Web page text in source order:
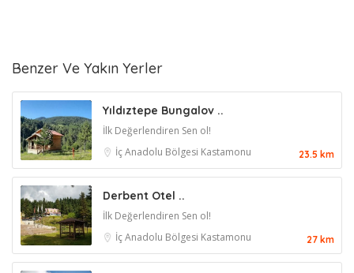
Benzer Ve Yakın Yerler
Yıldıztepe Bungalov ..
İlk Değerlendiren Sen ol!
İç Anadolu Bölgesi Kastamonu 23.5 km
Derbent Otel ..
İlk Değerlendiren Sen ol!
İç Anadolu Bölgesi Kastamonu 27 km